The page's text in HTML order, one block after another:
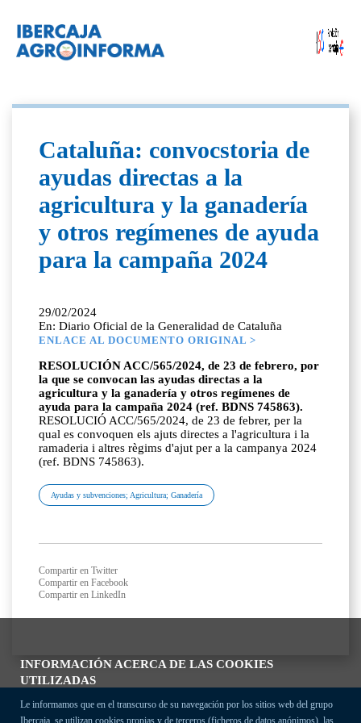
INFORMACIÓN ACERCA DE LAS COOKIES
UTILIZADAS
Le informamos que en el transcurso de su navegación por los sitios web del grupo
Ibercaja, se utilizan cookies propias y de terceros (ficheros de datos anónimos), las
Cataluña: convocstoria de
ayudas directas a la
agricultura y la ganadería
y otros regímenes de ayuda
para la campaña 2024
29/02/2024
En: Diario Oficial de la Generalidad de Cataluña
ENLACE AL DOCUMENTO ORIGINAL >
RESOLUCIÓN ACC/565/2024, de 23 de febrero, por
la que se convocan las ayudas directas a la
agricultura y la ganadería y otros regímenes de
ayuda para la campaña 2024 (ref. BDNS 745863).
RESOLUCIÓ ACC/565/2024, de 23 de febrer, per la
qual es convoquen els ajuts directes a l'agricultura i la
ramaderia i altres règims d'ajut per a la campanya 2024
(ref. BDNS 745863).
Ayudas y subvenciones; Agricultura; Ganadería
Compartir en Twitter
Compartir en Facebook
Compartir en LinkedIn